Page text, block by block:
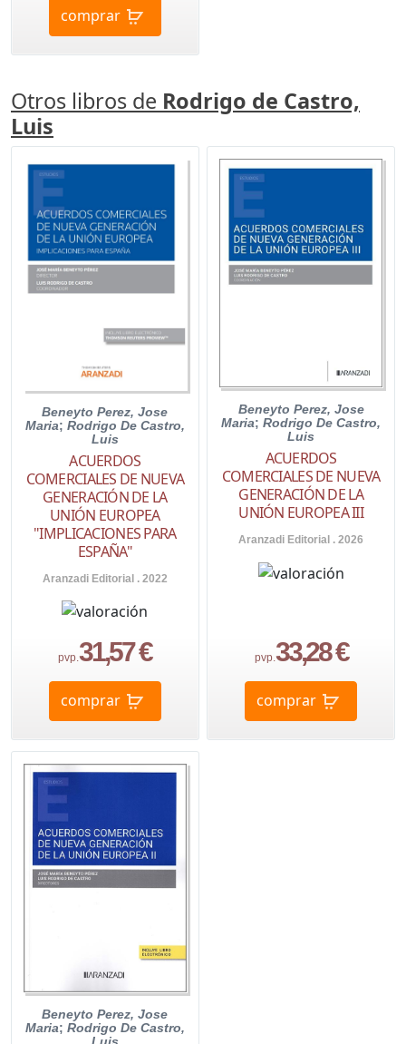
comprar
Otros libros de Rodrigo de Castro,
Luis
Beneyto Perez, Jose
Maria; Rodrigo De Castro,
Luis
ACUERDOS
COMERCIALES DE NUEVA
GENERACIÓN DE LA
UNIÓN EUROPEA
"IMPLICACIONES PARA
ESPAÑA"
Aranzadi Editorial . 2022
pvp.31,57 €
comprar
Beneyto Perez, Jose
Maria;Rodrigo De Castro,
Luis
ACUERDOS
COMERCIALES DE NUEVA
GENERACIÓN DE LA
UNIÓN EUROPEA III
Aranzadi Editorial . 2026
pvp.33,28 €
comprar
Beneyto Perez, Jose
Maria; Rodrigo De Castro,